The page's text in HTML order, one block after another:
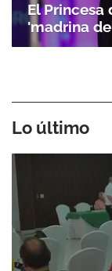
El Princesa
'madrina
Lo último